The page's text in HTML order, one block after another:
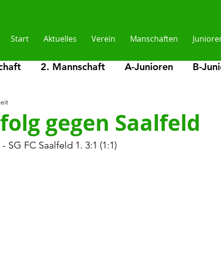
Start Aktuelles Verein Manschaften
2. Mannschaft A-Junioren B-
gegen Saalfeld
SG FC Saalfeld 1. 3:1 (1:1)